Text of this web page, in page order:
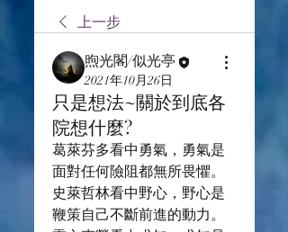
上一步
煦光閣/似光亭
2021年10月26日
只是想法~關於到底各
院想什麼?
葛萊芬多看中勇氣，勇氣是
面對任何險阻都無所畏懼。
史萊哲林看中野心，野心是
鞭策自己不斷前進的動力。